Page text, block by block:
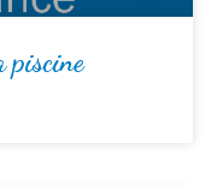
piscine